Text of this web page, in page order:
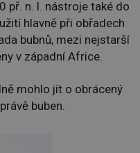
př. n. l. nástroje také do
hlavně při obřadech
bubnů, mezi nejstarší
v západní Africe.
mohlo jít o obrácený
buben.